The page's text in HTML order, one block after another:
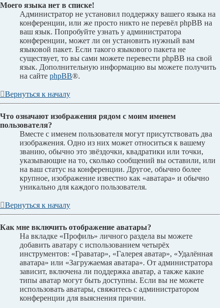
Моего языка нет в списке!
Администратор не установил поддержку вашего языка на
конференции, или же просто никто не перевёл phpBB на
ваш язык. Попробуйте узнать у администратора
конференции, может ли он установить нужный вам
языковой пакет. Если такого языкового пакета не
существует, то вы сами можете перевести phpBB на свой
язык. Дополнительную информацию вы можете получить
на сайте phpBB®.
Вернуться к началу
Что означают изображения рядом с моим именем
пользователя?
Вместе с именем пользователя могут присутствовать два
изображения. Одно из них может относиться к вашему
званию, обычно это звёздочки, квадратики или точки,
указывающие на то, сколько сообщений вы оставили, или
на ваш статус на конференции. Другое, обычно более
крупное, изображение известно как «аватара» и обычно
уникально для каждого пользователя.
Вернуться к началу
Как мне включить отображение аватары?
На вкладке «Профиль» личного раздела вы можете
добавить аватару с использованием четырёх
инструментов: «Граватар», «Галерея аватар», «Удалённая
аватара» или «Загружаемая аватара». От администратора
зависит, включена ли поддержка аватар, а также какие
типы аватар могут быть доступны. Если вы не можете
использовать аватары, свяжитесь с администратором
конференции для выяснения причин.